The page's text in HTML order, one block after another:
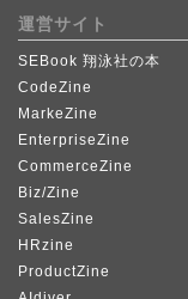
運営サイト
SEBook 翔泳社の本
CodeZine
MarkeZine
EnterpriseZine
CommerceZine
Biz/Zine
SalesZine
HRzine
ProductZine